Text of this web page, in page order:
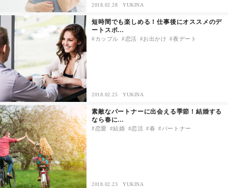
特集
占い・診断
ファッション・美容
グルメ
趣味・旅行
セックスライフ
不倫・だめ男
2018.02.28 YUKINA
短時間でも楽しめる！仕事後にオススメのデ
ートスポ…
カップル 恋活 お出かけ 夜デート
2018.02.25 YUKINA
素敵なパートナーに出会える季節！結婚する
なら春に…
恋愛 結婚 恋活 春 パートナー
2018.02.23 YUKINA